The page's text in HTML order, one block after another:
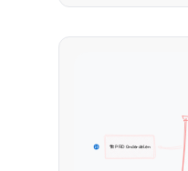
🏗️ PRD Onderdelen
23